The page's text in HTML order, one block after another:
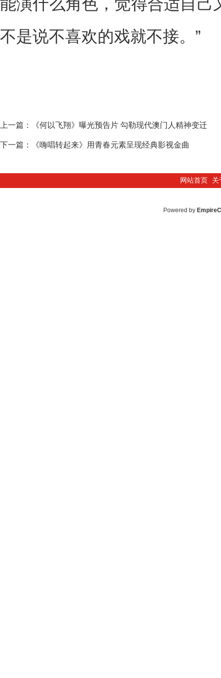
能演什么角色，觉得合适自己
不是说不喜欢的戏就不接。”
上一篇： 《何以飞翔》曝光预告片 勾勒现代澳门人精神变迁
下一篇： 《嗨唱转起来》用青春元素呈现经典影视金曲
网站首页 关
Powered by